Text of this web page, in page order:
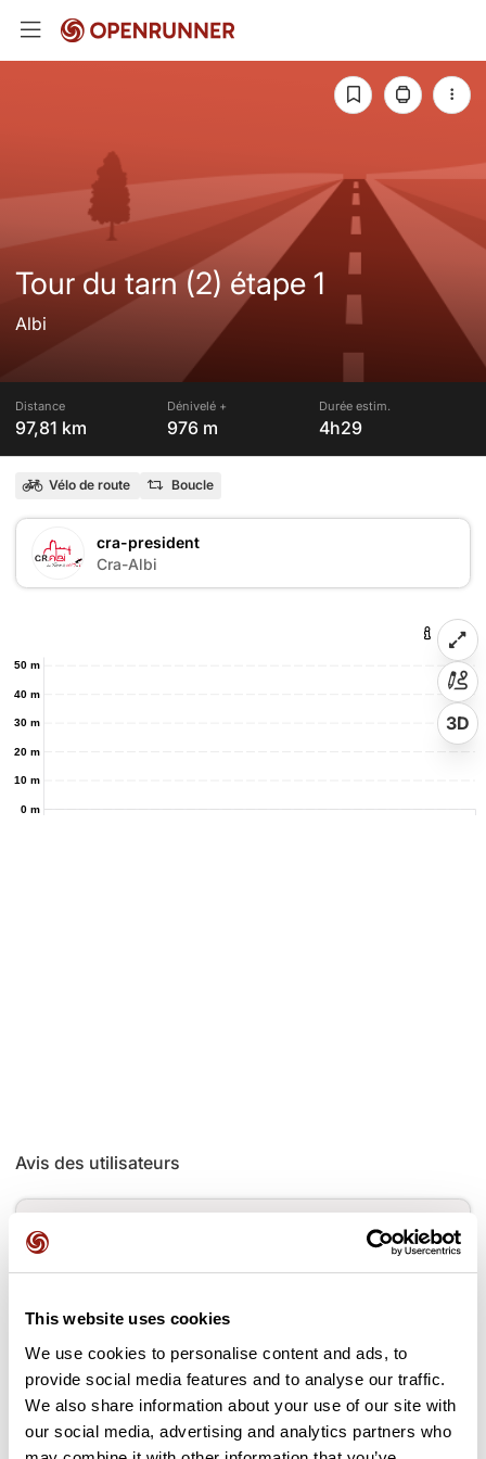
This website uses cookies
We use cookies to personalise content and ads, to
provide social media features and to analyse our traffic.
We also share information about your use of our site with
our social media, advertising and analytics partners who
Tour du tarn (2) étape 1
Albi
Distance
97,81 km
Dénivelé +
976 m
Durée estim.
4h29
Vélo de route Boucle
cra-president
Cra-Albi
0 m
10 m
20 m
30 m
40 m
50 m
3D
Avis des utilisateurs
Soyez le premier à ajouter un avis !
Ajouter un avis
Cols le long du parcours